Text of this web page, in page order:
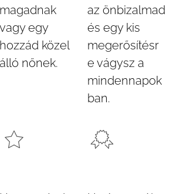
magadnak
vagy egy
hozzád közel
álló nőnek.
az önbizalmad
és egy kis
megerősítésr
e vágysz a
mindennapok
ban.